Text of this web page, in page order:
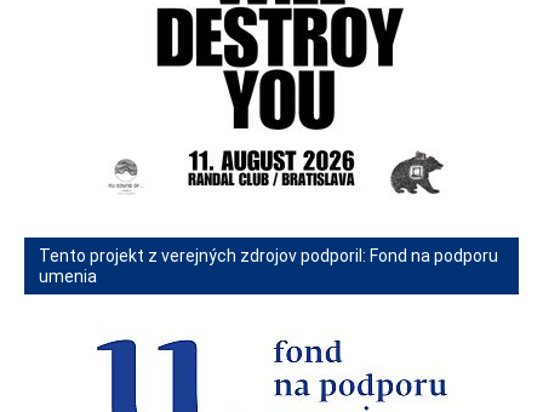
Tento projekt z verejných zdrojov podporil: Fond na podporu
umenia